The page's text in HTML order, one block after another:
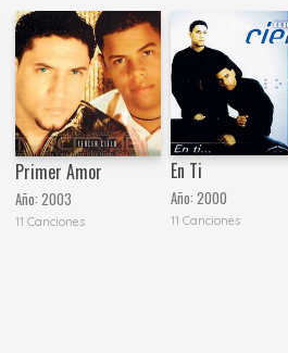
Primer Amor
Año:2003
11 Canciones
En Ti
Año: 2000
11 Canciones